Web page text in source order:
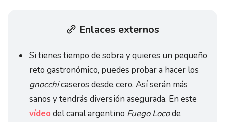
Enlaces externos
Si tienes tiempo de sobra y quieres un pequeño
reto gastronómico, puedes probar a hacer los
gnocchicaseros desde cero. Así serán más
sanos y tendrás diversión asegurada. En este
vídeo del canal argentino Fuego Locode